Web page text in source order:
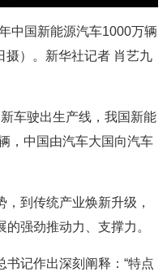
中国新能源汽车1000万辆
摄）。新华社记者 肖艺九
车驶出生产线，我国新能
，中国由汽车大国向汽车
到传统产业焕新升级，
强劲推动力、支撑力。
记作出深刻阐释：“特点